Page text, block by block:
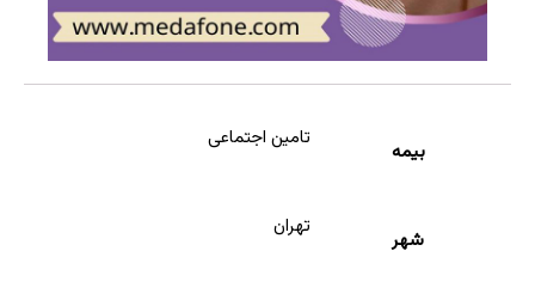
بیمه
تامین اجتماعی
شهر
تهران